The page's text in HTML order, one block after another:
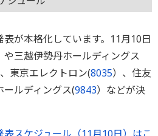
が本格化しています。11月10日
や三越伊勢丹ホールディングス
東京エレクトロン(8035）、住友
ールディングス(9843）などが決